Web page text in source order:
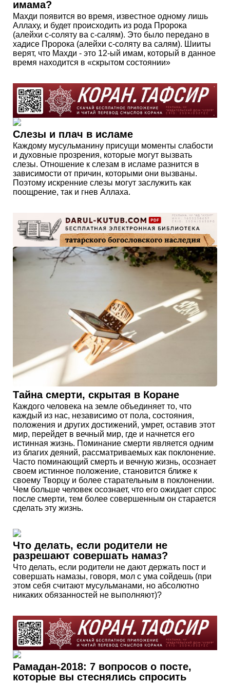
имама?
Махди появится во время, известное одному лишь
Аллаху, и будет происходить из рода Пророка
(алейхи с-соляту ва с-салям). Это было передано в
хадисе Пророка (алейхи с-соляту ва салям). Шииты
верят, что Махди - это 12-ый имам, который в данное
время находится в «скрытом состоянии»
Слезы и плач в исламе
Каждому мусульманину присущи моменты слабости
и духовные прозрения, которые могут вызвать
слезы. Отношение к слезам в исламе разнится в
зависимости от причин, которыми они вызваны.
Поэтому искренние слезы могут заслужить как
поощрение, так и гнев Аллаха.
Тайна смерти, скрытая в Коране
Каждого человека на земле объединяет то, что
каждый из нас, независимо от пола, состояния,
положения и других достижений, умрет, оставив этот
мир, перейдет в вечный мир, где и начнется его
истинная жизнь. Поминание смерти является одним
из благих деяний, рассматриваемых как поклонение.
Часто поминающий смерть и вечную жизнь, осознает
своем истинное положение, становится ближе к
своему Творцу и более старательным в поклонении.
Чем больше человек осознает, что его ожидает спрос
после смерти, тем более совершенным он старается
сделать эту жизнь.
Что делать, если родители не
разрешают совершать намаз?
Что делать, если родители не дают держать пост и
совершать намазы, говоря, мол с ума сойдешь (при
этом себя считают мусульманами, но абсолютно
никаких обязанностей не выполняют)?
Рамадан-2018: 7 вопросов о посте,
которые вы стеснялись спросить